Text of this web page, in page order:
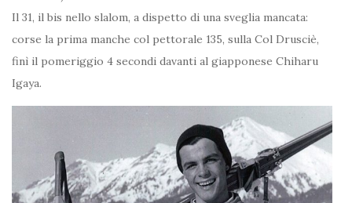
Il 31, il bis nello slalom, a dispetto di una sveglia mancata:
corse la prima manche col pettorale 135, sulla Col Drusciè,
finì il pomeriggio 4 secondi davanti al giapponese Chiharu
Igaya.